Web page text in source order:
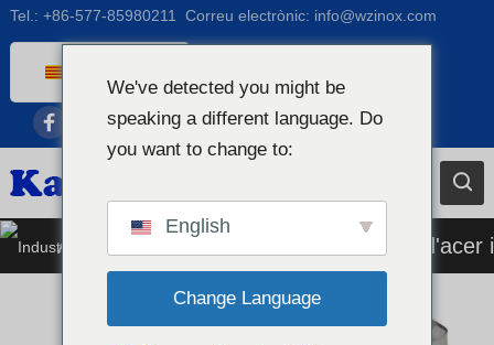
Tel.: +86-577-85980211 Correu electrònic: info@wzinox.com
Afrikaans
Bengali
Chinese
Dutch (Belgium)
Accessori industrial per a canonades d'acer
We've detected you might be
speaking a different language. Do
you want to change to:
English
Change Language